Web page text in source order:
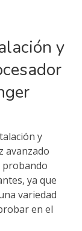
y
y
avanzado
probando
ya que
variedad
en el